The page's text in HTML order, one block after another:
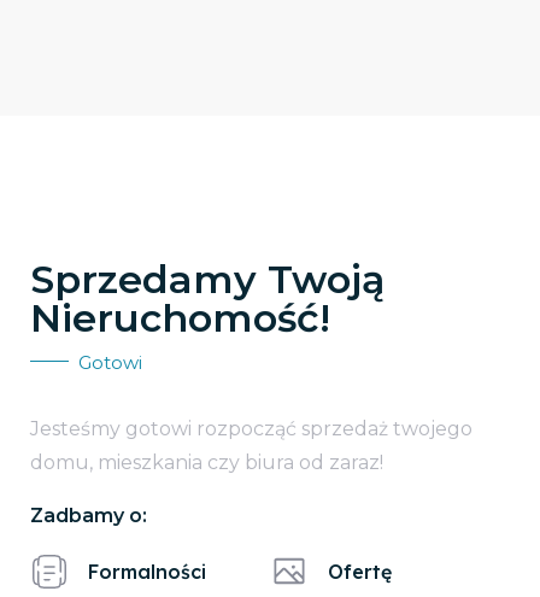
Sprzedamy Twoją
Nieruchomość!
Gotowi
Jesteśmy gotowi rozpocząć sprzedaż twojego
domu, mieszkania czy biura od zaraz!
Zadbamy o:
Formalności Ofertę